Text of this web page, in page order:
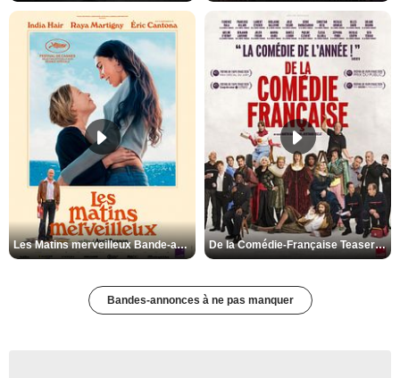
Les Matins merveilleux Bande-annonce VF De la Comédie-Française Teaser VF
Bandes-annonces à ne pas manquer